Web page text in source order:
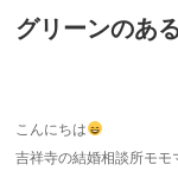
グリーンのあ
こんにちは
吉祥寺の結婚相談所モモ